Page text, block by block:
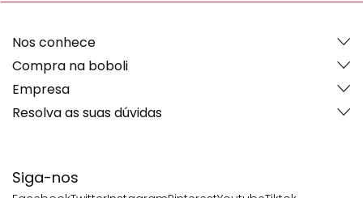
Siga-nos
Nos conhece
Compra na boboli
Empresa
Resolva as suas dúvidas